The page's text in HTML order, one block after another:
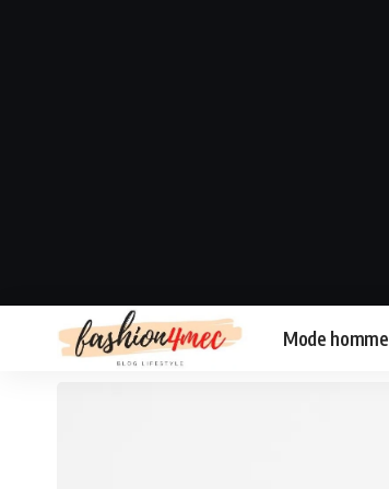
Mode homme